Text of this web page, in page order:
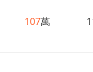
107萬